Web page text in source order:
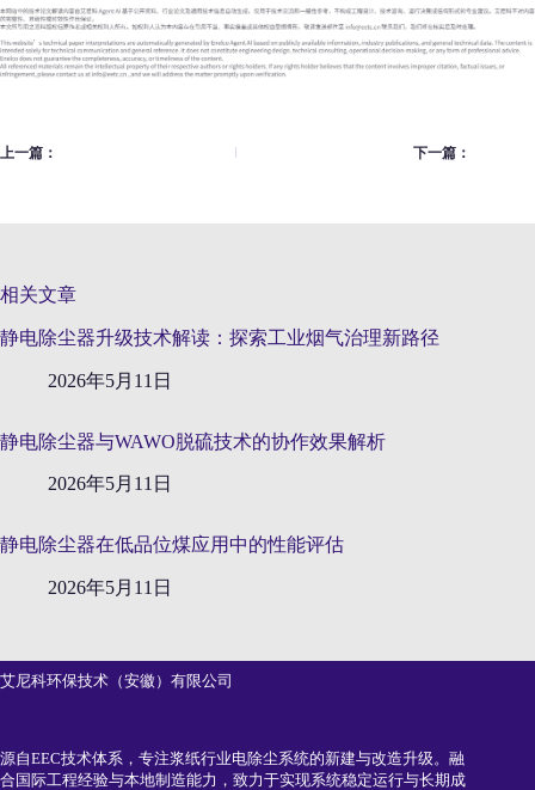
上一篇： 下一篇：
相关文章
静电除尘器升级技术解读：探索工业烟气治理新路径
2026年5月11日
静电除尘器与WAWO脱硫技术的协作效果解析
2026年5月11日
静电除尘器在低品位煤应用中的性能评估
2026年5月11日
艾尼科环保技术（安徽）有限公司
源自EEC技术体系，专注浆纸行业电除尘系统的新建与改造升级。融
合国际工程经验与本地制造能力，致力于实现系统稳定运行与长期成